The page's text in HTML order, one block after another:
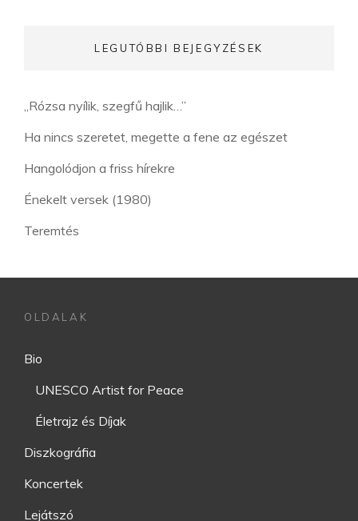
LEGUTÓBBI BEJEGYZÉSEK
„Rózsa nyílik, szegfű hajlik…”
Ha nincs szeretet, megette a fene az egészet
Hangolódjon a friss hírekre
Énekelt versek (1980)
Teremtés
OLDALAK
Bio
UNESCO Artist for Peace
Életrajz és Díjak
Diszkográfia
Koncertek
Lejátszó